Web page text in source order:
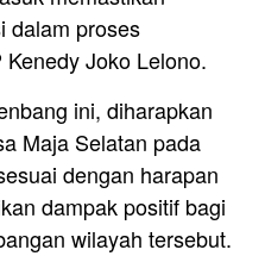
dalam proses
Kenedy Joko Lelono.
ini, diharapkan
Maja Selatan pada
dengan harapan
dampak positif bagi
wilayah tersebut.